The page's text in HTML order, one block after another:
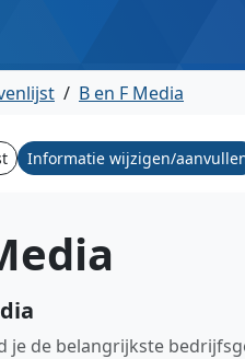
/ B en F Media
Informatie wijzigen/
je de belangrijkste